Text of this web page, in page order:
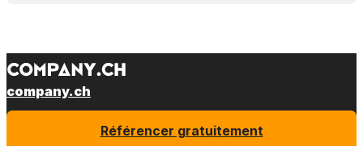
company.ch
Référencer gratuitement